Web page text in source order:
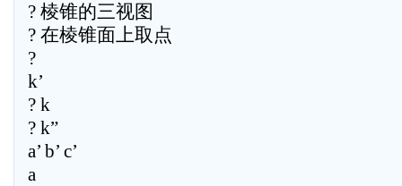
? 棱锥的三视图
? 在棱锥面上取点
?
k’
? k
? k”
a’ b’ c’
a